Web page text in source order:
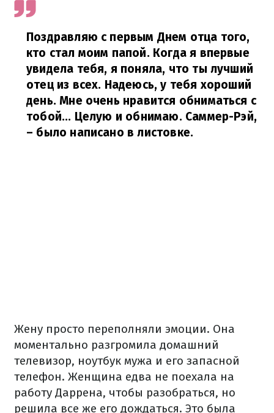
Поздравляю с первым Днем отца того,
кто стал моим папой. Когда я впервые
увидела тебя, я поняла, что ты лучший
отец из всех. Надеюсь, у тебя хороший
день. Мне очень нравится обниматься с
тобой... Целую и обнимаю. Саммер-Рэй,
– было написано в листовке.
Жену просто переполняли эмоции. Она
моментально разгромила домашний
телевизор, ноутбук мужа и его запасной
телефон. Женщина едва не поехала на
работу Даррена, чтобы разобраться, но
решила все же его дождаться. Это была